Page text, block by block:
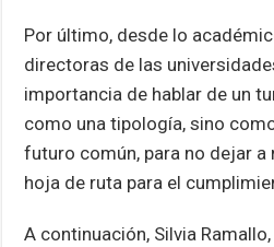
Por último, desde lo
directoras de las
importancia de hablar de un
como una tipología, sino
futuro común, para no dejar a
hoja de ruta para el
A continuación, Silvia